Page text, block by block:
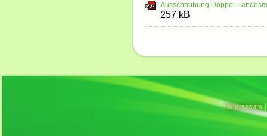
Ausschreibung Doppel-
257 kB
Impressum